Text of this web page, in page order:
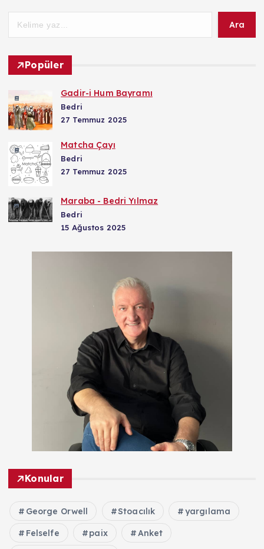
Ara
Popüler
Gadir-i Hum Bayramı
Bedri
27 Temmuz 2025
Matcha Çayı
Bedri
27 Temmuz 2025
Maraba - Bedri Yılmaz
Bedri
15 Ağustos 2025
Konular
George Orwell Stoacılık yargılama
Felselfe paix Anket